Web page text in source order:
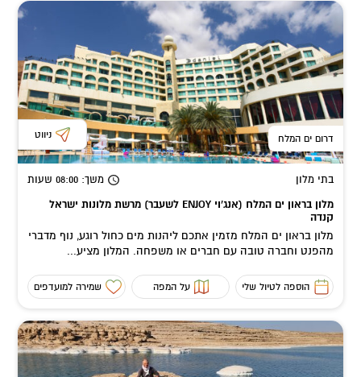
דרום ים המלח ניווט
בתי מלון משך: 08:00 שעות
מלון בראון ים המלח (אנג'וי ENJOY לשעבר) מרשת מלונות ישראל
קנדה
מלון בראון ים המלח מזמין אתכם ליהנות מים כחול רוגע, נוף מדברי
מהפנט וחברה טובה עם חברים או משפחה. המלון מציע...
הוספה לטיול שלי על המפה שמירה למועדפים